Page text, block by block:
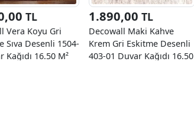
TL
Vera Koyu Gri
Sıva Desenli 1504-
Kağıdı 16.50 M²
1.890,00 TL
Decowall Maki Kahve
Krem Gri Eskitme Desenli
403-01 Duvar Kağıdı 16.50